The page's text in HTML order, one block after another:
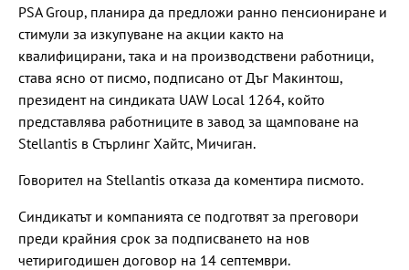
PSA Group, планира да предложи ранно пенсиониране и
стимули за изкупуване на акции както на
квалифицирани, така и на производствени работници,
става ясно от писмо, подписано от Дъг Макинтош,
президент на синдиката UAW Local 1264, който
представлява работниците в завод за щамповане на
Stellantis в Стърлинг Хайтс, Мичиган.
Говорител на Stellantis отказа да коментира писмото.
Синдикатът и компанията се подготвят за преговори
преди крайния срок за подписването на нов
четиригодишен договор на 14 септември.